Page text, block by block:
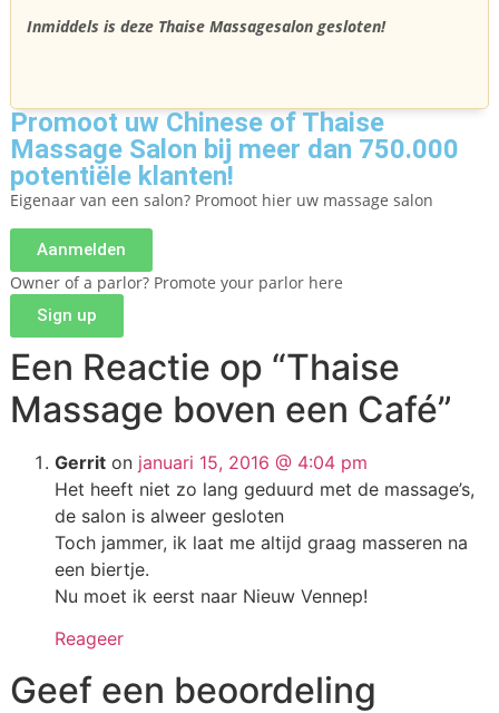
Inmiddels is deze Thaise Massagesalon gesloten!
Promoot uw Chinese of Thaise
Massage Salon bij meer dan 750.000
potentiële klanten!
Eigenaar van een salon? Promoot hier uw massage salon
Aanmelden
Owner of a parlor? Promote your parlor here
Sign up
Een Reactie op “Thaise
Massage boven een Café”
Gerrit on januari 15, 2016 @ 4:04 pm
Het heeft niet zo lang geduurd met de massage’s,
de salon is alweer gesloten
Toch jammer, ik laat me altijd graag masseren na
een biertje.
Nu moet ik eerst naar Nieuw Vennep!
Reageer
Geef een beoordeling